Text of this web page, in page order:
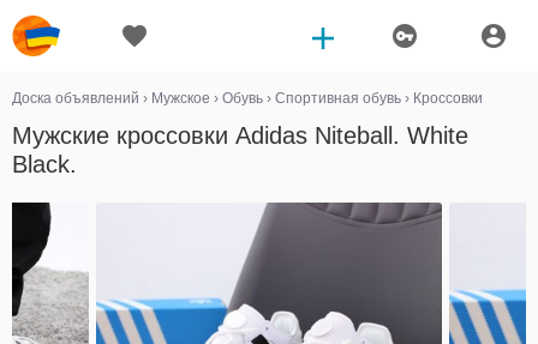
Доска объявлений › Мужское › Обувь › Спортивная обувь › Кроссовки
Мужские кроссовки Adidas Niteball. White
Black.